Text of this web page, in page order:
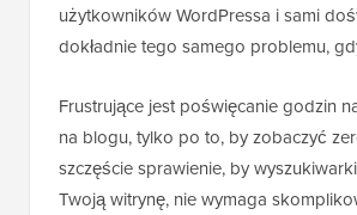
użytkowników WordPressa i sami
dokładnie tego samego problemu,
Frustrujące jest poświęcanie godzin
na blogu, tylko po to, by zobaczyć
szczęście sprawienie, by
Twoją witrynę, nie wymaga